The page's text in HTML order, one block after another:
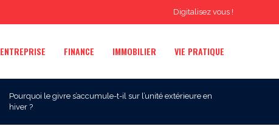
Digitalisez vous !
ENTREPRISE FINANCE IMMOBILIER VIE PRATIQUE
Pourquoi le givre s’accumule-t-il sur l’unité extérieure en
hiver ?